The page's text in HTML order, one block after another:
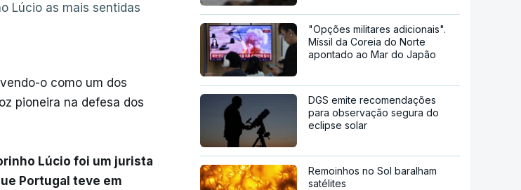
Lúcio as mais sentidas
o como um dos
pioneira na defesa dos
Lúcio foi um jurista
Portugal teve em
"Opções militares adicionais".
Míssil da Coreia do Norte
apontado ao Mar do Japão
DGS emite recomendações
para observação segura do
eclipse solar
Remoinhos no Sol baralham
satélites